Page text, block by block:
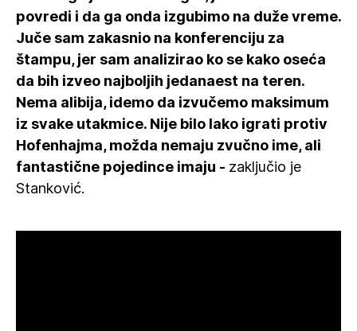
povredi i da ga onda izgubimo na duže vreme.
Juče sam zakasnio na konferenciju za
štampu, jer sam analizirao ko se kako oseća
da bih izveo najboljih jedanaest na teren.
Nema alibija, idemo da izvučemo maksimum
iz svake utakmice. Nije bilo lako igrati protiv
Hofenhajma, možda nemaju zvučno ime, ali
fantastične pojedince imaju - zaključio je
Stanković.